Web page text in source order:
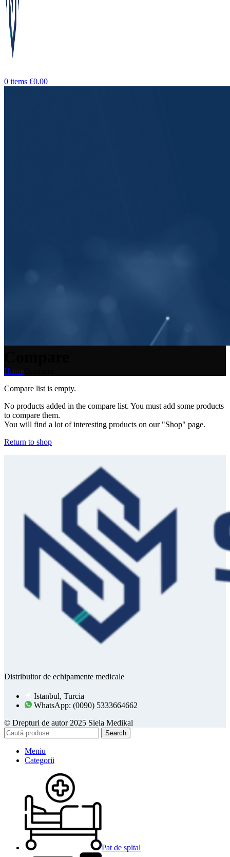
0 items €0.00
Home
Compare list is empty.
No products added in the compare list. You must add some products
to compare them.
You will find a lot of interesting products on our "Shop" page.
Return to shop
Distribuitor de echipamente medicale
Istanbul, Turcia
WhatsApp: (0090) 5333664662
© Drepturi de autor 2025 Siela Medikal
Search
Meniu
Categorii
Pat de spital